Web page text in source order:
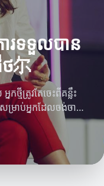
ារទទួលបាន
尔
ថ្មីត្រូវតែចេះពីគន្លឹះ
ម្រាប់អ្នកដែលចង់ចាប់
ើប
ធភាពសម្រាប់ការ